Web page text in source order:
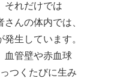
それだけでは
んの体内では、
生しています。
血管壁や赤血球
つくたびに生み